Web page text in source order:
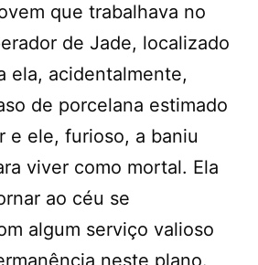
que trabalhava no
de Jade, localizado
ela, acidentalmente,
de porcelana estimado
e ele, furioso, a baniu
viver como mortal. Ela
ao céu se
algum serviço valioso